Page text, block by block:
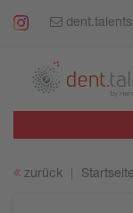
zurück Startseite